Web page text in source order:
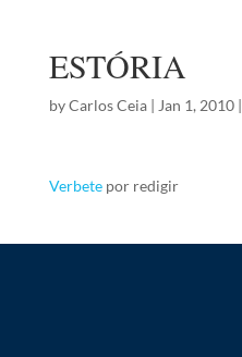
ESTÓRIA
byCarlos Ceia| Jan 1, 2010|
Verbetepor redigir